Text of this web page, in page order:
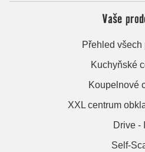
Vaše
Přehled všech
Kuchyňské
Koupelnové
XXL centrum
Drive -
Self-